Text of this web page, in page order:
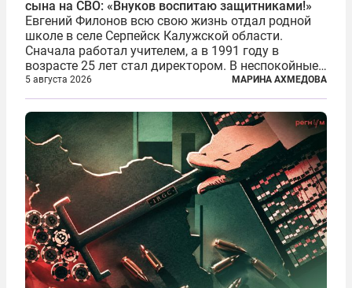
сына на СВО: «Внуков воспитаю защитниками!»
Евгений Филонов всю свою жизнь отдал родной
школе в селе Серпейск Калужской области.
Сначала работал учителем, а в 1991 году в
возрасте 25 лет стал директором. В неспокойные
90-е он сумел спасти школу от закрытия и со
временем сделал ее лучшей в районе. В 2023 году
в возрасте 57 лет вслед за сыном...
5 августа 2026 МАРИНА АХМЕДОВА